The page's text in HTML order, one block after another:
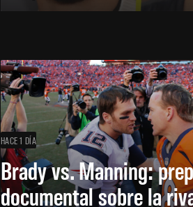
HACE 1 DÍA
Brady vs. Manning:
documental sobre la